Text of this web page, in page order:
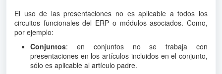
El uso de las presentaciones no es aplicable a todos los
circuitos funcionales del ERP o módulos asociados. Como,
por ejemplo:
Conjuntos: en conjuntos no se trabaja con
presentaciones en los artículos incluidos en el conjunto,
sólo es aplicable al artículo padre.